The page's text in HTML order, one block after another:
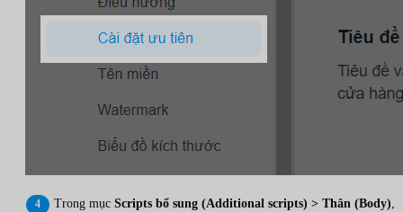
Trong mục Scripts bổ sung (Additional scripts) > Thân (Body),